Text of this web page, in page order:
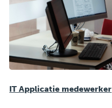
IT Applicatie medewerker